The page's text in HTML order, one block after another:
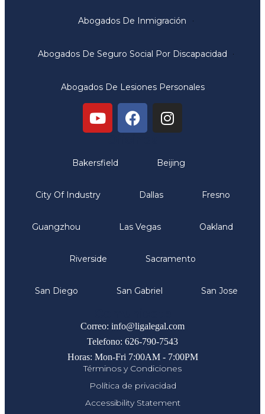
Abogados De Inmigración
Abogados De Seguro Social Por Discapacidad
Abogados De Lesiones Personales
Bakersfield Beijing
City Of Industry Dallas Fresno
Guangzhou Las Vegas Oakland
Riverside Sacramento
San Diego San Gabriel San Jose
Correo: info@ligalegal.com
Telefono: 626-790-7543
Horas: Mon-Fri 7:00AM - 7:00PM
Términos y Condiciones
Política de privacidad
Accessibility Statement